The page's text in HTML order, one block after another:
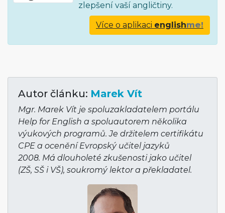
zlepšení vaší angličtiny.
Více o aplikaci englishme!
Autor článku: Marek Vít
Mgr. Marek Vít je spoluzakladatelem portálu
Help for English a spoluautorem několika
výukových programů. Je držitelem certifikátu
CPE a ocenění Evropský učitel jazyků
2008. Má dlouholeté zkušenosti jako učitel
(ZŠ, SŠ i VŠ), soukromý lektor a překladatel.